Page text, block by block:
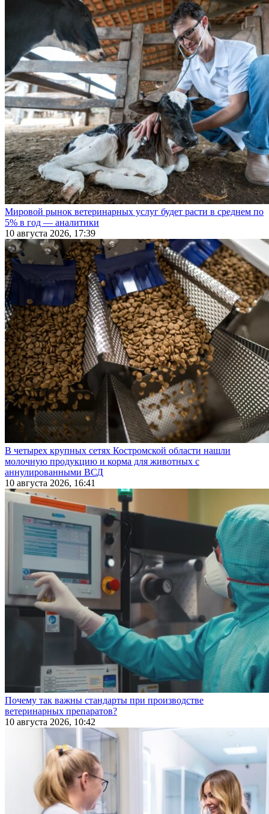
Мировой рынок ветеринарных услуг будет расти в среднем по
5% в год — аналитики
10 августа 2026, 17:39
В четырех крупных сетях Костромской области нашли
молочную продукцию и корма для животных с
аннулированными ВСД
10 августа 2026, 16:41
Почему так важны стандарты при производстве
ветеринарных препаратов?
10 августа 2026, 10:42